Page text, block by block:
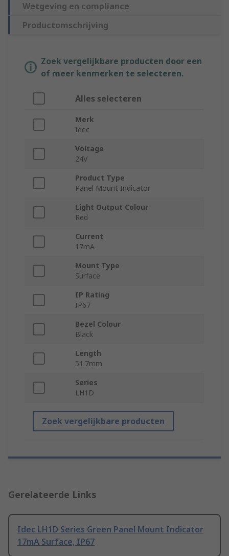
Wetgeving en compliance
Productomschrijving
Zoek vergelijkbare producten door een
of meer kenmerken te selecteren.
Alles selecteren
Merk
Idec
Voltage
24V
Product Type
Panel Mount Indicator
Light Output Colour
Red
Current
17mA
Mount Type
Surface
IP Rating
IP67
Bezel Colour
Black
Length
51.7mm
Series
LH1D
Zoek vergelijkbare producten
Gerelateerde Links
Idec LH1D Series Green Panel Mount Indicator
17mA Surface, IP67